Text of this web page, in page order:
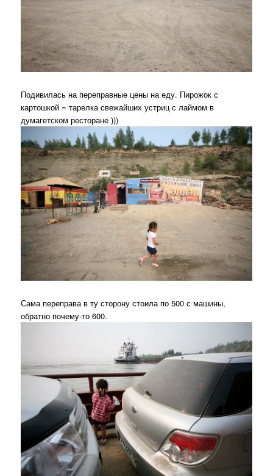
Подивилась на переправные цены на еду. Пирожок с
картошкой = тарелка свежайших устриц с лаймом в
думагетском ресторане )))
Сама переправа в ту сторону стоила по 500 с машины,
обратно почему-то 600.